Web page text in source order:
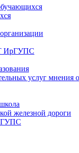
ИрГУПС
услуг мнения о
железной дороги